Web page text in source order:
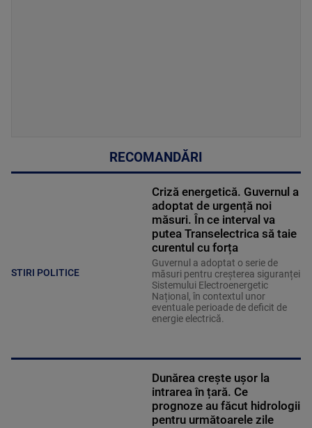
RECOMANDĂRI
STIRI POLITICE
Criză energetică. Guvernul a
adoptat de urgență noi
măsuri. În ce interval va
putea Transelectrica să taie
curentul cu forța
Guvernul a adoptat o serie de
măsuri pentru creșterea siguranței
Sistemului Electroenergetic
Național, în contextul unor
eventuale perioade de deficit de
energie electrică.
Dunărea crește ușor la
intrarea în țară. Ce
prognoze au făcut hidrologii
pentru următoarele zile